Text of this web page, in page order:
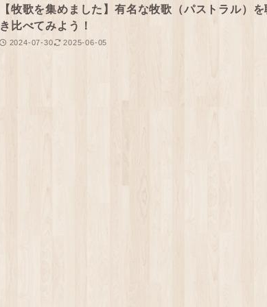
【牧歌を集めました】有名な牧歌（パストラル）を
き比べてみよう！
2024-07-30 2025-06-05